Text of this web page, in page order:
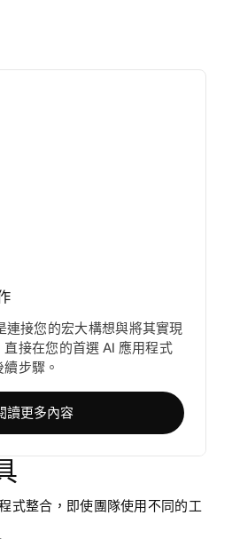
連接您的宏大構想與將其實現
接在您的首選 AI 應用程式
步驟。
讀更多內容
式整合，即使團隊使用不同的工